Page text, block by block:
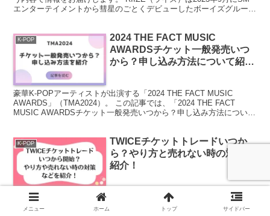
エンターテイメントから彗星のごとくデビューしたボーイズグループ
K-POP
2024 THE FACT MUSIC
AWARDSチケット一般発売いつ
から？申し込み方法について紹
豪華K-POPアーティストが出演する「2024 THE FACT MUSIC
AWARDS」（TMA2024）。 この記事では、「2024 THE FACT
MUSIC AWARDSチケット一般発売いつから？申し込み方法について
K-POP
TWICEチケットトレードいつか
ら？やり方と売れない時の対策を
紹介！
この記事では「TWICEチケットトレードいつから？やり方と売れな
い時の対策を紹介！」というタイトルで情報をお届けいたします。
メニュー ホーム トップ サイドバー